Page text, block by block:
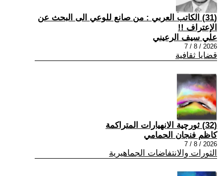
(31) الكاتب العربي : من صانع للوعي الى البحث عن
الإعتراف !!
علي سيف الرعيني
2026 / 8 / 7
قضايا ثقافية
(32) ثورچية الانهيارات المتراكمة
كاظم فنجان الحمامي
2026 / 8 / 7
الثورات والانتفاضات الجماهيرية